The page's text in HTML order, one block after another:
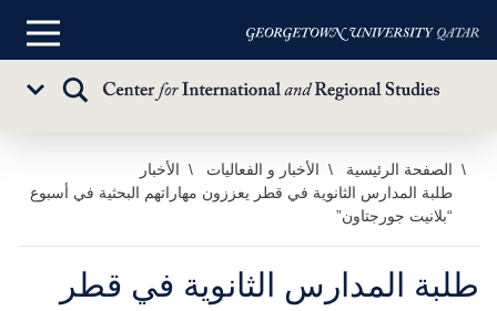
تخطي
المحتوى
الرئيسي
القائمة
تبديل
الصفحة الرئيسية الأخبار و الفعاليات
الأخبار
طلبة المدارس الثانوية في قطر يعززون مهاراتهم البحثية في أسبوع
“بلانيت جورجتاون”
طلبة المدارس الثانوية في قطر